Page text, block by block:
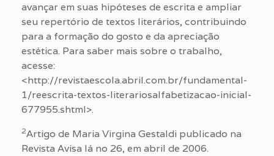
avançar em suas hipóteses de escrita e ampliar
seu repertório de textos literários, contribuindo
para a formação do gosto e da apreciação
estética. Para saber mais sobre o trabalho,
acesse:
<http://revistaescola.abril.com.br/fundamental-
1/reescrita-textos-literariosalfabetizacao-inicial-
677955.shtml>.
2Artigo de Maria Virgina Gestaldi publicado na
Revista Avisa lá no 26, em abril de 2006.